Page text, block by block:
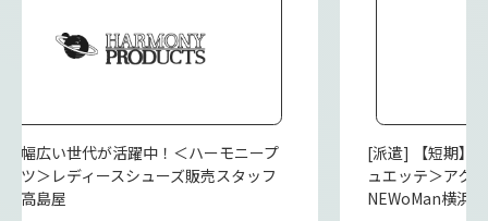
] 幅広い世代が活躍中！＜ハーモニープ
クツ＞レディースシューズ販売スタッフ
浜高島屋
[派遣] 【短期】
ュエッテ＞アク
NEWoMan横浜